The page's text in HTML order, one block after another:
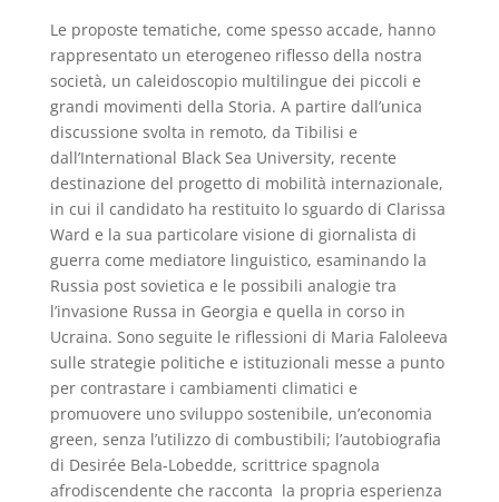
Le proposte tematiche, come spesso accade, hanno
rappresentato un eterogeneo riflesso della nostra
società, un caleidoscopio multilingue dei piccoli e
grandi movimenti della Storia. A partire dall’unica
discussione svolta in remoto, da Tibilisi e
dall’International Black Sea University, recente
destinazione del progetto di mobilità internazionale,
in cui il candidato ha restituito lo sguardo di Clarissa
Ward e la sua particolare visione di giornalista di
guerra come mediatore linguistico, esaminando la
Russia post sovietica e le possibili analogie tra
l’invasione Russa in Georgia e quella in corso in
Ucraina. Sono seguite le riflessioni di Maria Faloleeva
sulle strategie politiche e istituzionali messe a punto
per contrastare i cambiamenti climatici e
promuovere uno sviluppo sostenibile, un’economia
green, senza l’utilizzo di combustibili; l’autobiografia
di Desirée Bela-Lobedde, scrittrice spagnola
afrodiscendente che racconta la propria esperienza